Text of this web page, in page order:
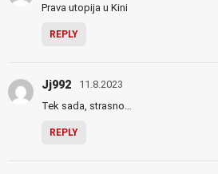
Prava utopija u Kini
REPLY
Jj992 11.8.2023
Tek sada, strasno…
REPLY